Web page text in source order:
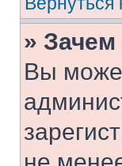
»
Вы